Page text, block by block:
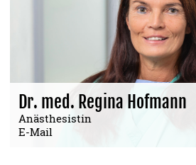
Dr. med. Regina Hofmann
Anästhesistin
E-Mail